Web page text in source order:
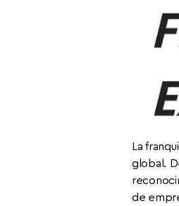
La
global.
de